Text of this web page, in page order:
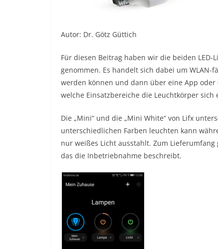
Autor: Dr. Götz Güttich
Für diesen Beitrag haben wir die beiden LED-
genommen. Es handelt sich dabei um
werden können und dann über eine App
welche Einsatzbereiche die Leuchtkörper
Die „Mini“ und die „Mini White“ von Lifx
unterschiedlichen Farben leuchten kann
nur weißes Licht ausstahlt. Zum
das die Inbetriebnahme beschreibt.